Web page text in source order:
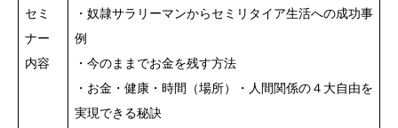
セミ
ナー
内容
・奴隷サラリーマンからセミリタイア生活への成功事
例
・今のままでお金を残す方法
・お金・健康・時間（場所）・人間関係の４大自由を
実現できる秘訣